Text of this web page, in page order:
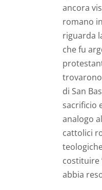
ancora
romano
riguarda
che fu
trovarono
di San
sacrificio
analogo
cattolici
costituire
abbia